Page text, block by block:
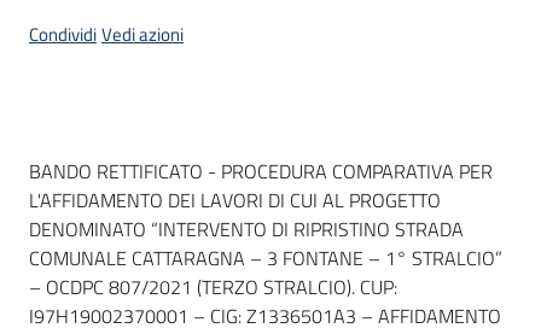
CondividiVedi azioni
Dati del bando
BANDO RETTIFICATO - PROCEDURA COMPARATIVA PER
L'AFFIDAMENTO DEI LAVORI DI CUI AL PROGETTO
DENOMINATO “INTERVENTO DI RIPRISTINO STRADA
COMUNALE CATTARAGNA – 3 FONTANE – 1° STRALCIO”
– OCDPC 807/2021 (TERZO STRALCIO). CUP:
I97H19002370001 – CIG: Z1336501A3 – AFFIDAMENTO